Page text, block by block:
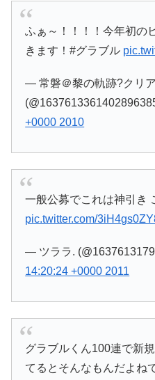
ふぁ～！！！！今年初の
きます！#グラブル
— 常磐＠黎の軌跡?クリア
+0000 2010
一般公募でこれは神引き
pic.twitter.com/
— ツララ.
14:20:24 +0000 2011
グラブルくん100連で新
てるとそんなもんだよね